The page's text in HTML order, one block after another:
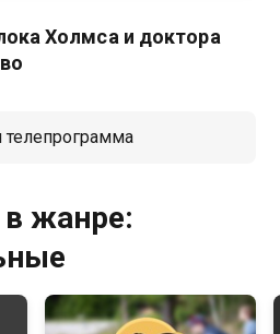
Холмса и доктора
телепрограмма
жанре: